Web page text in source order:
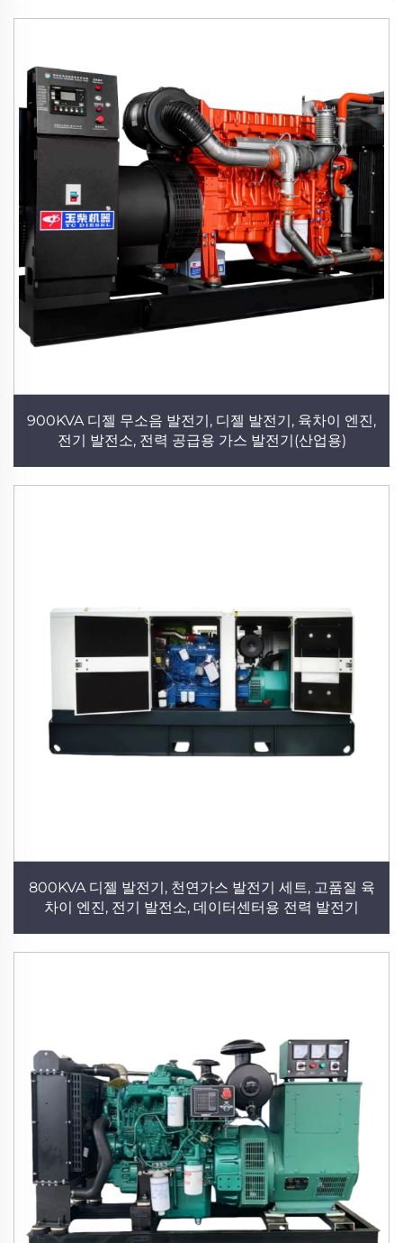
900KVA 디젤 무소음 발전기, 디젤 발전기, 육차이 엔진,
전기 발전소, 전력 공급용 가스 발전기(산업용)
800KVA 디젤 발전기, 천연가스 발전기 세트, 고품질 육
차이 엔진, 전기 발전소, 데이터센터용 전력 발전기